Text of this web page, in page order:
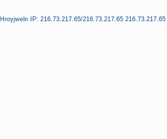
Hroyjweln IP: 216.73.217.65/216.73.217.65 216.73.217.65